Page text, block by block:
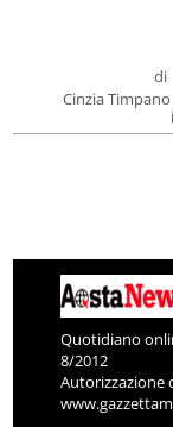
di
Cinzia Timpano
Quotidiano
8/2012
Autorizzazione